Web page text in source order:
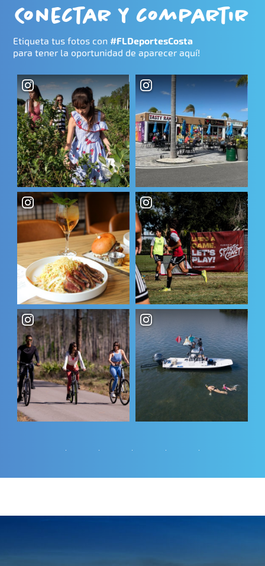
Conectar y compartir
Etiqueta tus fotos con#FLDeportesCosta
para tener la oportunidad de aparecer aquí!